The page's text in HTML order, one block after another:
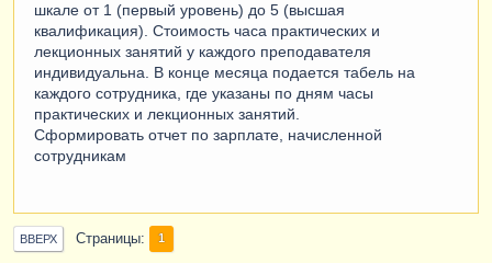
шкале от 1 (первый уровень) до 5 (высшая
квалификация). Стоимость часа практических и
лекционных занятий у каждого преподавателя
индивидуальна. В конце месяца подается табель на
каждого сотрудника, где указаны по дням часы
практических и лекционных занятий.
Сформировать отчет по зарплате, начисленной
сотрудникам
ВВЕРХ Страницы 1